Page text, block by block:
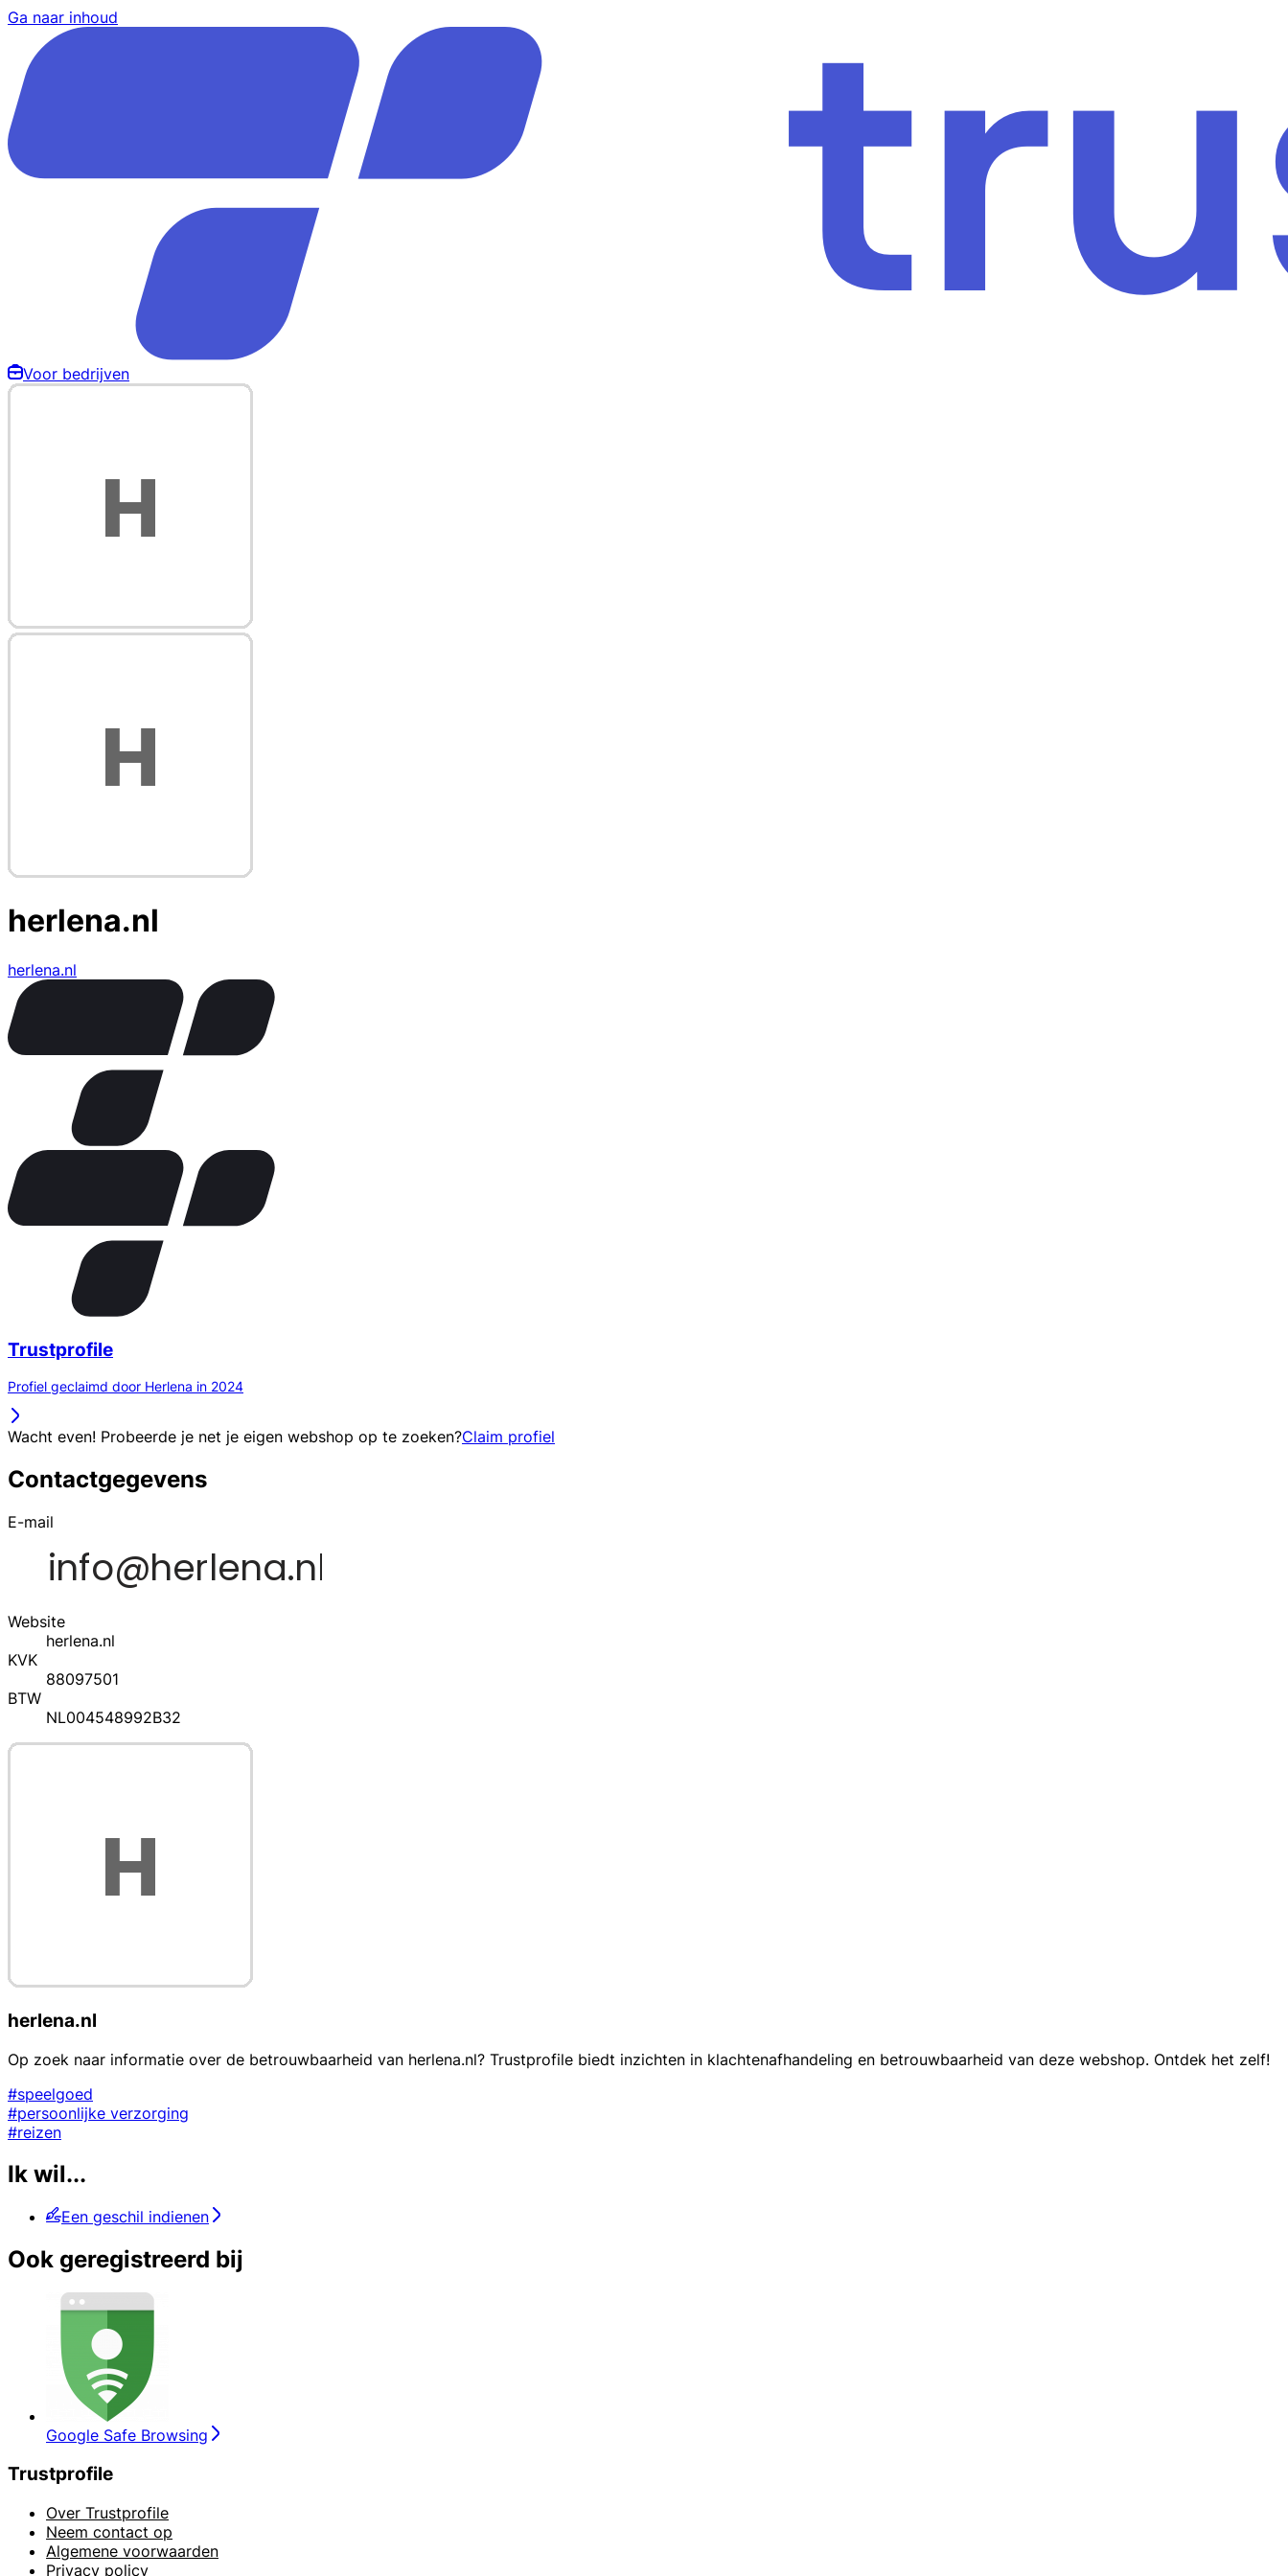
Ga naar inhoud
Voor bedrijven
herlena.nl
herlena.nl
Trustprofile
Profiel geclaimd door Herlena in 2024
Wacht even! Probeerde je net je eigen webshop op te zoeken?Claim profiel
Contactgegevens
E-mail
Website
herlena.nl
KVK
88097501
BTW
NL004548992B32
herlena.nl
Op zoek naar informatie over de betrouwbaarheid van herlena.nl? Trustprofile biedt inzichten in klachtenafhandeling en betrouwbaarheid van deze webshop. Ontdek het zelf!
#speelgoed
#persoonlijke verzorging
#reizen
Ik wil...
Een geschil indienen
Ook geregistreerd bij
Google Safe Browsing
Trustprofile
Over Trustprofile
Neem contact op
Algemene voorwaarden
Privacy policy